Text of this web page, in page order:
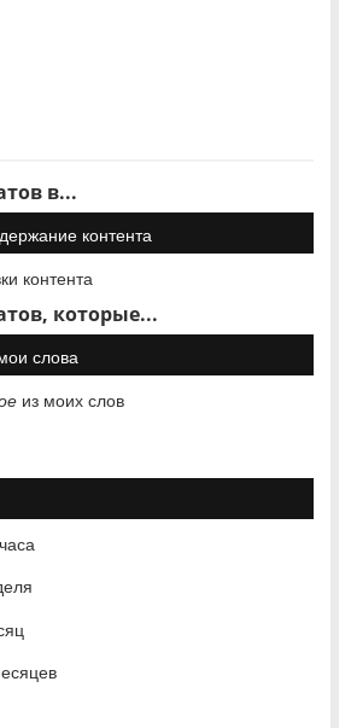
в...
контента
контента
которые...
слова
из моих слов